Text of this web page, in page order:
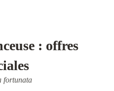
: offres
fortunata